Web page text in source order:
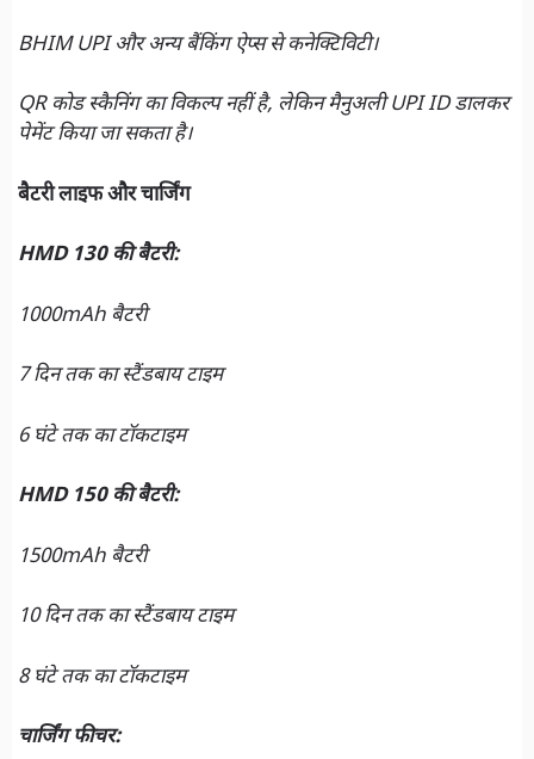
BHIM UPI और अन्य बैंकिंग ऐप्स से कनेक्टिविटी।
QR कोड स्कैनिंग का विकल्प नहीं है, लेकिन मैनुअली UPI ID डालकर
पेमेंट किया जा सकता है।
बैटरी लाइफ और चार्जिंग
HMD 130 की बैटरी:
1000mAh बैटरी
7 दिन तक का स्टैंडबाय टाइम
6 घंटे तक का टॉकटाइम
HMD 150 की बैटरी:
1500mAh बैटरी
10 दिन तक का स्टैंडबाय टाइम
8 घंटे तक का टॉकटाइम
चार्जिंग फीचर: